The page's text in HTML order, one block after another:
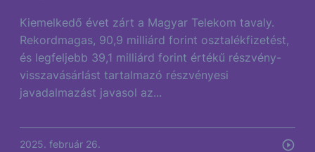
Kiemelkedő évet zárt a Magyar Telekom tavaly.
Rekordmagas, 90,9 milliárd forint osztalékfizetést,
és legfeljebb 39,1 milliárd forint értékű részvény-
visszavásárlást tartalmazó részvényesi
javadalmazást javasol az...
2025. február 26.